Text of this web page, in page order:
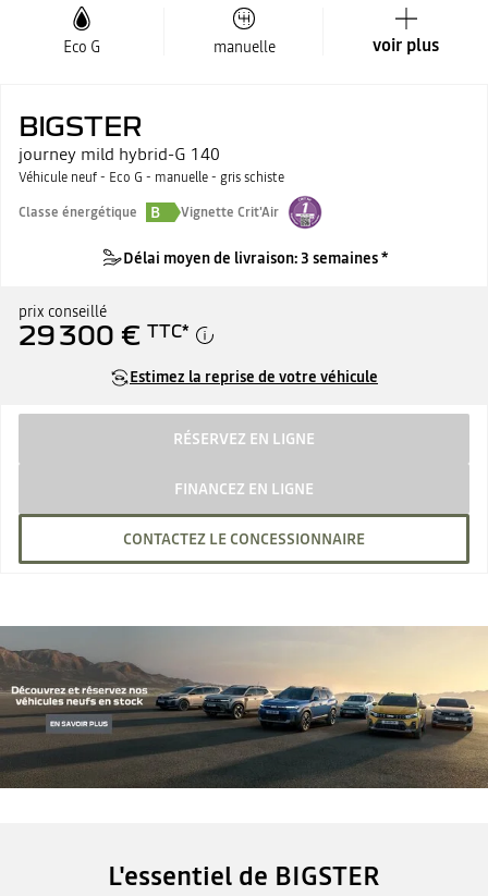
Eco G manuelle voir plus
BIGSTER
journey mild hybrid-G 140
Véhicule neuf - Eco G - manuelle - gris schiste
Classe énergétique
B Vignette Crit'Air
Délai moyen de livraison: 3 semaines *
prix conseillé
29 300 € TTC*
Estimez la reprise de votre véhicule
RÉSERVEZ EN LIGNE
FINANCEZ EN LIGNE
CONTACTEZ LE CONCESSIONNAIRE
L'essentiel de BIGSTER